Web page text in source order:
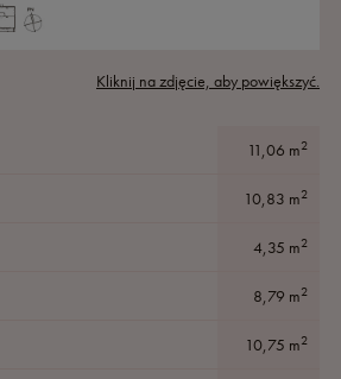
Kliknij na zdjęcie, aby powiększyć.
11,06 m2
10,83 m2
4,35 m2
8,79 m2
10,75 m2